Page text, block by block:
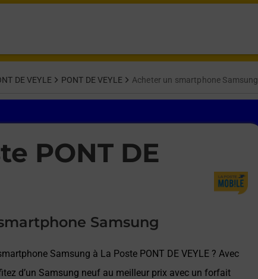
DE VEYLE PONT DE VEYLE Acheter un smartphone Samsung
PONT DE
Samsung
Samsung à La Poste PONT DE VEYLE ? Avec
d’un Samsung neuf au meilleur prix avec un forfait
onglet
onglet